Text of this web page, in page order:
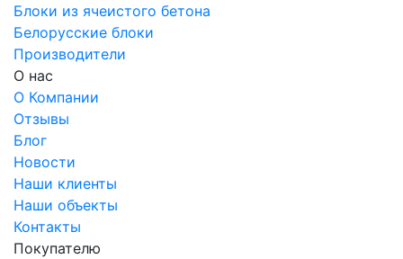
Блоки из ячеистого бетона
Белорусские блоки
Производители
О нас
О Компании
Отзывы
Блог
Новости
Наши клиенты
Наши объекты
Контакты
Покупателю